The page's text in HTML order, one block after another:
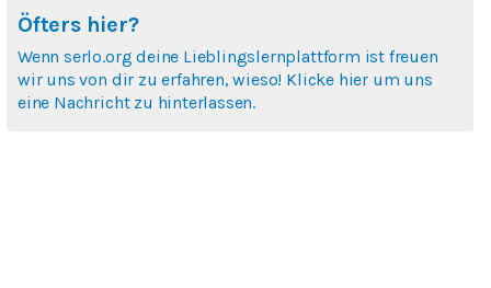
Öfters hier?
Wenn serlo.org deine Lieblingslernplattform ist freuen
wir uns von dir zu erfahren, wieso! Klicke hier um uns
eine Nachricht zu hinterlassen.